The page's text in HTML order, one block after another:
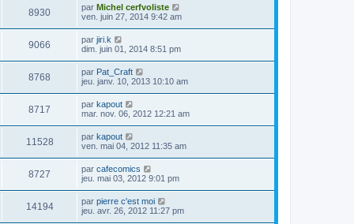
8930 par Michel cerfvoliste
ven. juin 27, 2014 9:42 am
9066 par jiri.k
dim. juin 01, 2014 8:51 pm
8768 par Pat_Craft
jeu. janv. 10, 2013 10:10 am
8717 par kapout
mar. nov. 06, 2012 12:21 am
11528 par kapout
ven. mai 04, 2012 11:35 am
8727 par cafecomics
jeu. mai 03, 2012 9:01 pm
14194 par pierre c'est moi
jeu. avr. 26, 2012 11:27 pm